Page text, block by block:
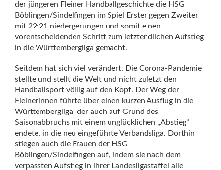
der jüngeren Fleiner Handballgeschichte die HSG
Böblingen/Sindelfingen im Spiel Erster gegen Zweiter
mit 22:21 niedergerungen und somit einen
vorentscheidenden Schritt zum letztendlichen Aufstieg
in die Württembergliga gemacht.
Seitdem hat sich viel verändert. Die Corona-Pandemie
stellte und stellt die Welt und nicht zuletzt den
Handballsport völlig auf den Kopf. Der Weg der
Fleinerinnen führte über einen kurzen Ausflug in die
Württembergliga, der auch auf Grund des
Saisonabbruchs mit einem unglücklichen „Abstieg“
endete, in die neu eingeführte Verbandsliga. Dorthin
stiegen auch die Frauen der HSG
Böblingen/Sindelfingen auf, indem sie nach dem
verpassten Aufstieg in ihrer Landesligastaffel alle